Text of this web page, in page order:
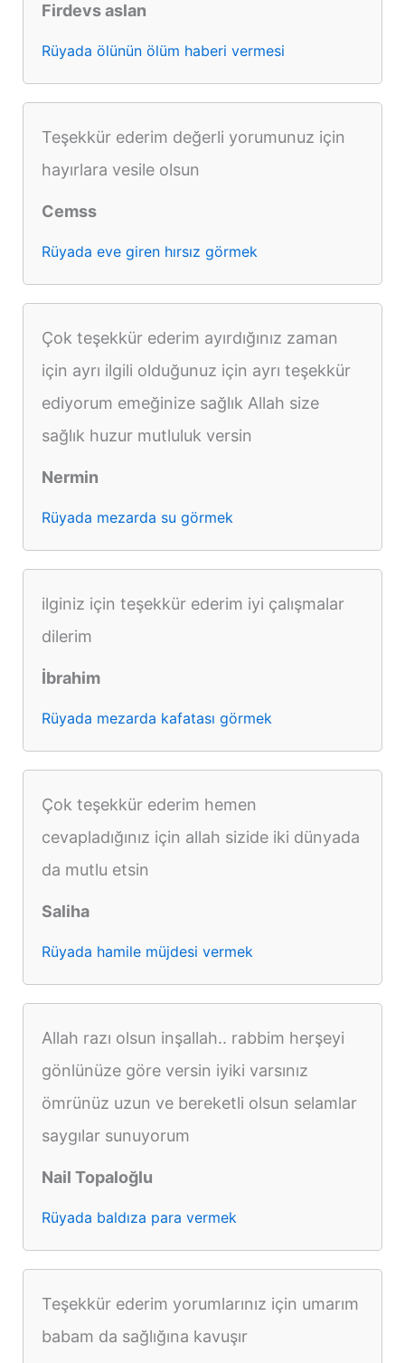
Firdevs aslan
Rüyada ölünün ölüm haberi vermesi
Teşekkür ederim değerli yorumunuz için
hayırlara vesile olsun
Cemss
Rüyada eve giren hırsız görmek
Çok teşekkür ederim ayırdığınız zaman
için ayrı ilgili olduğunuz için ayrı teşekkür
ediyorum emeğinize sağlık Allah size
sağlık huzur mutluluk versin
Nermin
Rüyada mezarda su görmek
ilginiz için teşekkür ederim iyi çalışmalar
dilerim
İbrahim
Rüyada mezarda kafatası görmek
Çok teşekkür ederim hemen
cevapladığınız için allah sizide iki dünyada
da mutlu etsin
Saliha
Rüyada hamile müjdesi vermek
Allah razı olsun inşallah.. rabbim herşeyi
gönlünüze göre versin iyiki varsınız
ömrünüz uzun ve bereketli olsun selamlar
saygılar sunuyorum
Nail Topaloğlu
Rüyada baldıza para vermek
Teşekkür ederim yorumlarınız için umarım
babam da sağlığına kavuşır